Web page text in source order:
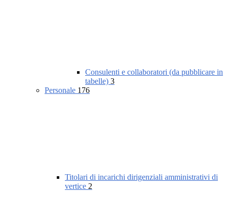
Consulenti e collaboratori (da pubblicare in
tabelle) 3
Personale 176
Titolari di incarichi dirigenziali amministrativi di
vertice 2